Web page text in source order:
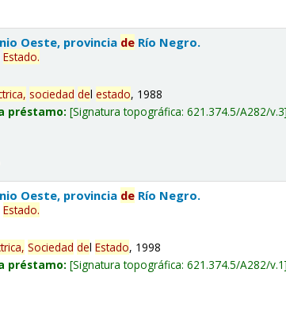
Oeste, provincia de Río Negro.
Estado.
sociedad delestado, 1988
préstamo: Signatura topográfica:621.374.5/A282/v.3
Oeste, provincia de Río Negro.
Estado.
Sociedad delEstado, 1998
préstamo: Signatura topográfica:621.374.5/A282/v.1